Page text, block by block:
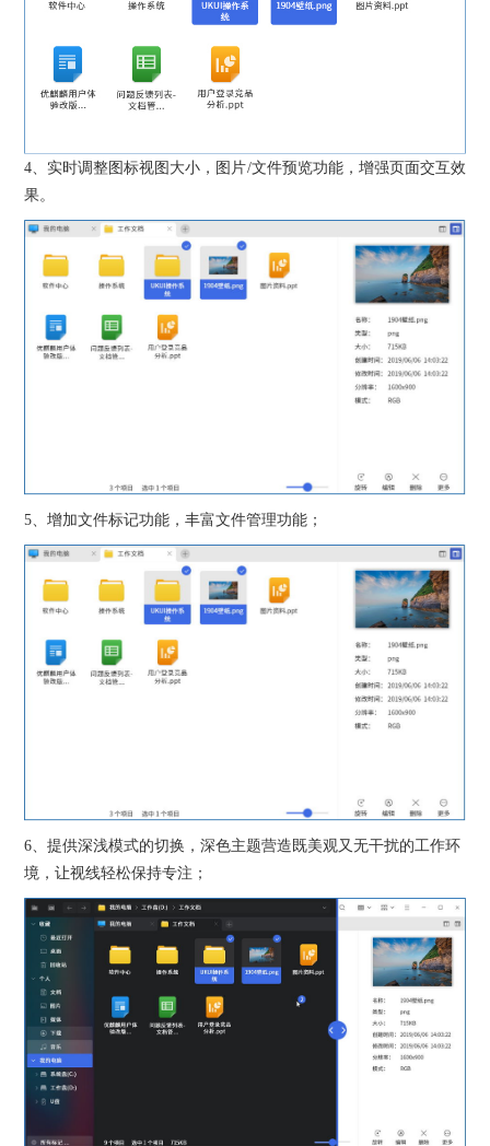
4、实时调整图标视图大小，图片/文件预览功能，增强页面交互效
果。
5、增加文件标记功能，丰富文件管理功能；
6、提供深浅模式的切换，深色主题营造既美观又无干扰的工作环
境，让视线轻松保持专注；